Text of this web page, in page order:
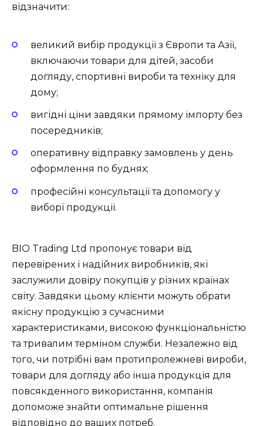
відзначити:
великий вибір продукції з Європи та Азії,
включаючи товари для дітей, засоби
догляду, спортивні вироби та техніку для
дому;
вигідні ціни завдяки прямому імпорту без
посередників;
оперативну відправку замовлень у день
оформлення по буднях;
професійні консультації та допомогу у
виборі продукції.
BIO Trading Ltd пропонує товари від
перевірених і надійних виробників, які
заслужили довіру покупців у різних країнах
світу. Завдяки цьому клієнти можуть обрати
якісну продукцію з сучасними
характеристиками, високою функціональністю
та тривалим терміном служби. Незалежно від
того, чи потрібні вам протипролежневі вироби,
товари для догляду або інша продукція для
повсякденного використання, компанія
допоможе знайти оптимальне рішення
відповідно до ваших потреб.